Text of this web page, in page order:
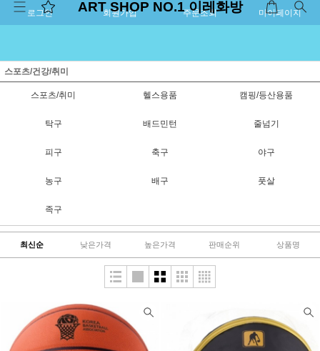
로그인 회원가입 주문조회 마이페이지
ART SHOP NO.1 이레화방
스포츠/건강/취미
스포츠/취미 헬스용품 캠핑/등산용품
탁구 배드민턴 줄넘기
피구 축구 야구
농구 배구 풋살
족구
최신순 낮은가격 높은가격 판매순위 상품명